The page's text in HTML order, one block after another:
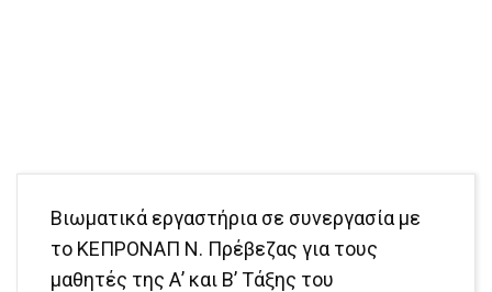
Βιωματικά εργαστήρια σε συνεργασία με
το ΚΕΠΡΟΝΑΠ Ν. Πρέβεζας για τους
μαθητές της Α’ και Β’ Τάξης του